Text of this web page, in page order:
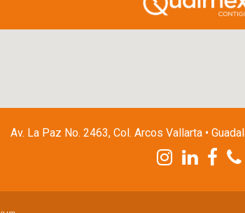
Av. La Paz No. 2463, Col. Arcos Vallarta •